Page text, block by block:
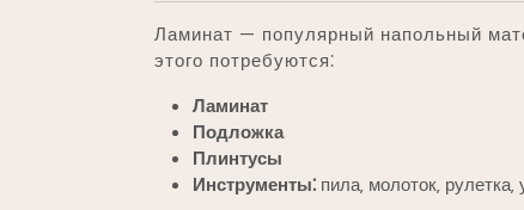
Ламинат — популярный напольный
этого потребуются⁚
Ламинат
Подложка
Плинтусы
Инструменты⁚ пила‚ молоток‚